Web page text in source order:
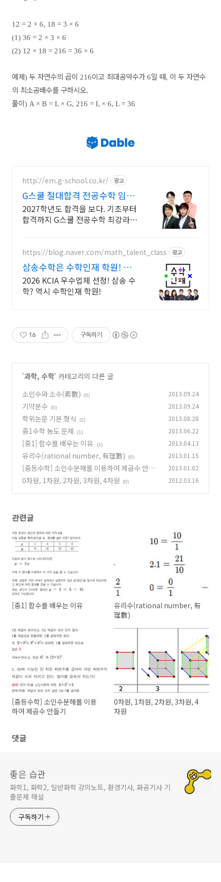
12 = 2 × 6, 18 = 3 × 6
(1) 36 = 2 × 3 × 6
(2) 12 × 18 = 216 = 36 × 6
예제) 두 자연수의 곱이 216이고 최대공약수가 6일 때, 이 두 자연수
의 최소공배수를 구하시오.
풀이) A × B = L × G, 216 = L × 6, L = 36
http://em.g-school.co.kr/ 광고
G스쿨 절대합격 전공수학 임용
수학의 절대강자!
2027학년도 합격을 보다. 기초부터
합격까지 G스쿨 전공수학 최강라인
https://blog.naver.com/math_talent_class 광고
삼송수학은 수학인재 학원! 초
중고 수학 전문 수학인재!
2026 KCIA 우수업체 선정! 삼송 수
학? 역시 수학인재 학원!
16 구독하기
'과학, 수학' 카테고리의 다른 글
소인수와 소수(素數)
(0) 2013.09.24
기약분수 (0) 2013.09.24
학위논문 기본 형식 (2) 2013.08.28
중1수학 농도 문제 (1) 2013.06.22
[중1] 함수를 배우는 이유 (1) 2013.04.13
유리수(rational number, 有理數) (0) 2013.01.15
[중등수학] 소인수분해를 이용하여 제곱수 만들
기 (0)
2013.01.02
0차원, 1차원, 2차원, 3차원, 4차원 (0) 2012.03.16
관련글
[중1] 함수를 배우는 이유
유리수(rational number, 有
理數)
[중등수학] 소인수분해를 이용
하여 제곱수 만들기
0차원, 1차원, 2차원, 3차원, 4
차원
댓글
좋은 습관
화학1, 화학2, 일반화학 강의노트, 환경기사, 화공기사 기
출문제 해설
구독하기